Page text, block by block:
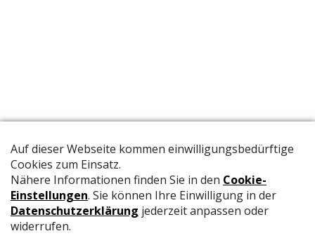
Die offizielle Publikation der Schweizer Papeterien informiert